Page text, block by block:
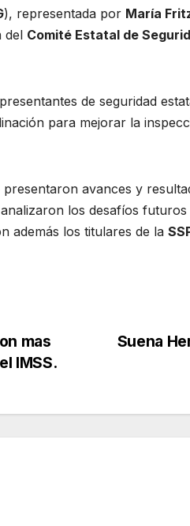
), representada por María
del Comité Estatal de
de seguridad
para mejorar la
avances y
los desafíos
además los titulares de la
Suena
mas
IMSS.